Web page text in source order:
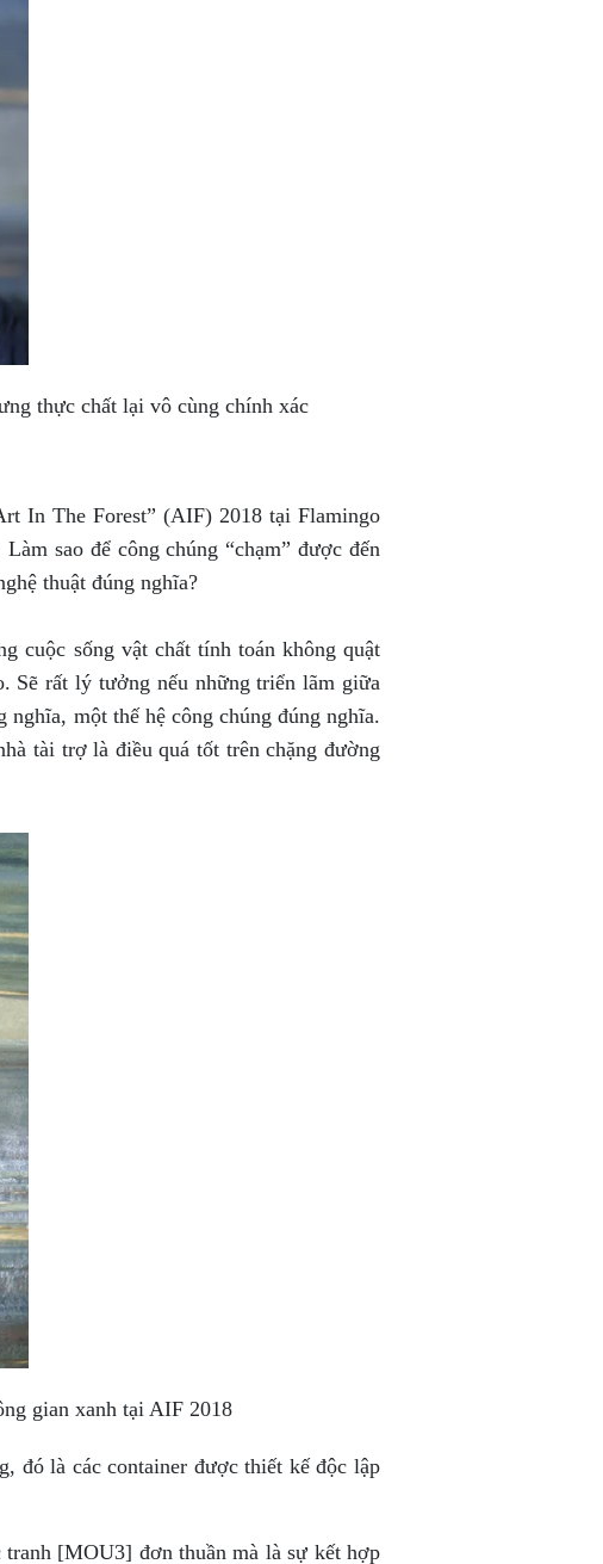
thực chất lại vô cùng chính xác
In The Forest” (AIF) 2018 tại Flamingo
sao để công chúng “chạm” được đến
thuật đúng nghĩa?
cuộc sống vật chất tính toán không quật
Sẽ rất lý tưởng nếu những triển lãm giữa
một thế hệ công chúng đúng nghĩa.
tài trợ là điều quá tốt trên chặng đường
gian xanh tại AIF 2018
đó là các container được thiết kế độc lập
[MOU3] đơn thuần mà là sự kết hợp